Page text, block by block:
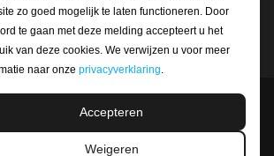
BEKIJK ONZE REVIEWS
©2026 Carbonwebshop
zo goed mogelijk te laten functioneren. Door
te gaan met deze melding accepteert u het
van deze cookies. We verwijzen u voor meer
naar onze privacyverklaring.
Accepteren
Weigeren